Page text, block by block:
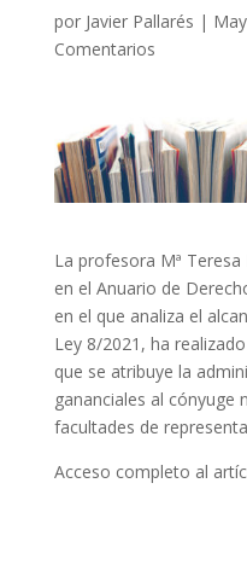
por Javier Pallarés |
Comentarios
La profesora Mª
en el Anuario de
en el que analiza el
Ley 8/2021, ha
que se atribuye la
gananciales al cónyuge
facultades de
Acceso completo al